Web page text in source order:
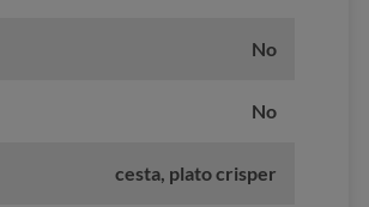
No
No
cesta, plato crisper